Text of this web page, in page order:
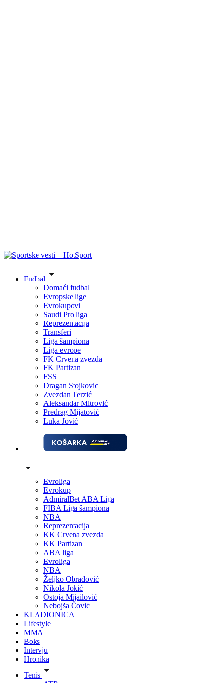
Fudbal
Domaći fudbal
Evropske lige
Evrokupovi
Saudi Pro liga
Reprezentacija
Transferi
Liga šampiona
Liga evrope
FK Crvena zvezda
FK Partizan
FSS
Dragan Stojkovic
Zvezdan Terzić
Aleksandar Mitrović
Predrag Mijatović
Luka Jović
Evroliga
Evrokup
AdmiralBet ABA Liga
FIBA Liga šampiona
NBA
Reprezentacija
KK Crvena zvezda
KK Partizan
ABA liga
Evroliga
NBA
Željko Obradović
Nikola Jokić
Ostoja Mijailović
Nebojša Čović
KLADIONICA
Lifestyle
MMA
Boks
Intervju
Hronika
Tenis